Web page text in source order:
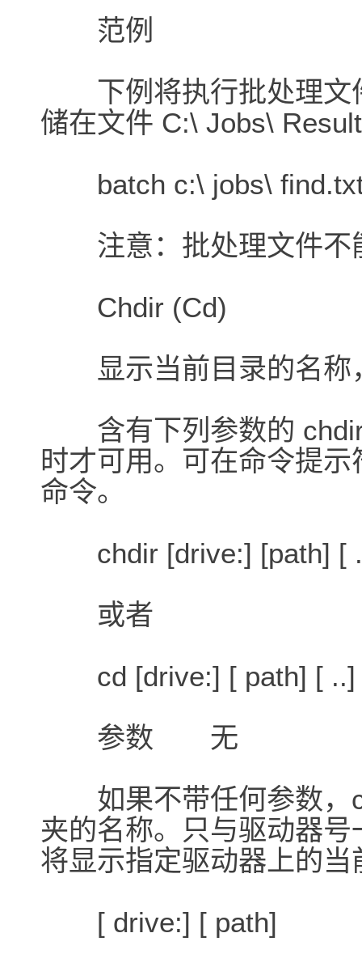
范例
下例将执行批处理文
储在文件 C:\ Jobs\
batch c:\ jobs\ find.txt
注意：批处理文件不
Chdir (Cd)
显示当前目录的名称
含有下列参数的 chdir
时才可用。可在命令提
命令。
chdir [drive:] [path] [
或者
cd [drive:] [ path] [ ..]
参数 无
如果不带任何参数，
夹的名称。只与驱动器
将显示指定驱动器上的当
[ drive:] [ path]